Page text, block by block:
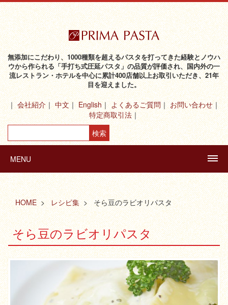
無添加にこだわり、1000種類を超えるパスタを打ってきた経験とノウハ
ウから作られる「手打ち式圧延パスタ」の品質が評価され、国内外の一
流レストラン・ホテルを中心に累計400店舗以上お取引いただき、21年
目を迎えました。
会社紹介 中文 English よくあるご質問
お問い合わせ
特定商取引法
MENU
HOME レシピ集 そら豆のラビオリパスタ
そら豆のラビオリパスタ